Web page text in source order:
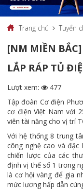
Trang chủ Tuyển
[NM MIỀN
LẮP RÁP TỦ
Lượt xem:
477
Tập đoàn Cơ điện
cơ điện Việt Nam với
viên tài năng cho vị trí
Với hệ thống 8 trung
công nghệ cao và
chiến lược của các
định vị thế số 1 trong
là cơ hội vàng để gia
mức lương hấp dẫn